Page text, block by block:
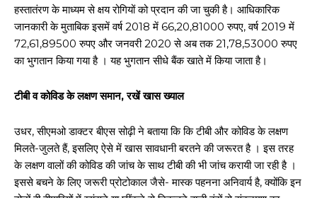
हस्तातंरण के माध्यम से क्षय रोगियों को प्रदान की जा चुकी है। आधिकारिक
जानकारी के मुताबिक इसमें वर्ष 2018 में 66,20,81000 रुपए, वर्ष 2019 में
72,61,89500 रुपए और जनवरी 2020 से अब तक 21,78,53000 रुपए
का भुगतान किया गया है । यह भुगतान सीधे बैंक खाते में किया जाता है।
टीबी व कोविड के लक्षण समान, रखें खास ख्याल
उधर, सीएमओ डाक्टर बीएस सोढ़ी ने बताया कि कि टीबी और कोविड के लक्षण
मिलते-जुलते हैं, इसलिए ऐसे में खास सावधानी बरतने की जरूरत है । इस तरह
के लक्षण वालों की कोविड की जांच के साथ टीबी की भी जांच करायी जा रही है ।
इससे बचने के लिए जरूरी प्रोटोकाल जैसे- मास्क पहनना अनिवार्य है, क्योंकि इन